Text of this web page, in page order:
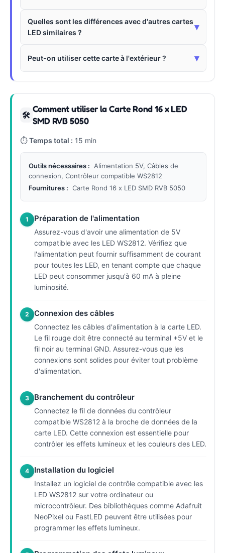
Quelles sont les différences avec d'autres cartes
LED similaires ?
▾
Peut-on utiliser cette carte à l'extérieur ? ▾
🛠
Comment utiliser la Carte Rond 16 x LED
SMD RVB 5050
⏱Temps total : 15 min
Outils nécessaires :
Alimentation 5V, Câbles de
connexion, Contrôleur compatible WS2812
Fournitures : Carte Rond 16 x LED SMD RVB 5050
1 Préparation de l'alimentation
Assurez-vous d'avoir une alimentation de 5V
compatible avec les LED WS2812. Vérifiez que
l'alimentation peut fournir suffisamment de courant
pour toutes les LED, en tenant compte que chaque
LED peut consommer jusqu'à 60 mA à pleine
luminosité.
2 Connexion des câbles
Connectez les câbles d'alimentation à la carte LED.
Le fil rouge doit être connecté au terminal +5V et le
fil noir au terminal GND. Assurez-vous que les
connexions sont solides pour éviter tout problème
d'alimentation.
3 Branchement du contrôleur
Connectez le fil de données du contrôleur
compatible WS2812 à la broche de données de la
carte LED. Cette connexion est essentielle pour
contrôler les effets lumineux et les couleurs des LED.
4 Installation du logiciel
Installez un logiciel de contrôle compatible avec les
LED WS2812 sur votre ordinateur ou
microcontrôleur. Des bibliothèques comme Adafruit
NeoPixel ou FastLED peuvent être utilisées pour
programmer les effets lumineux.